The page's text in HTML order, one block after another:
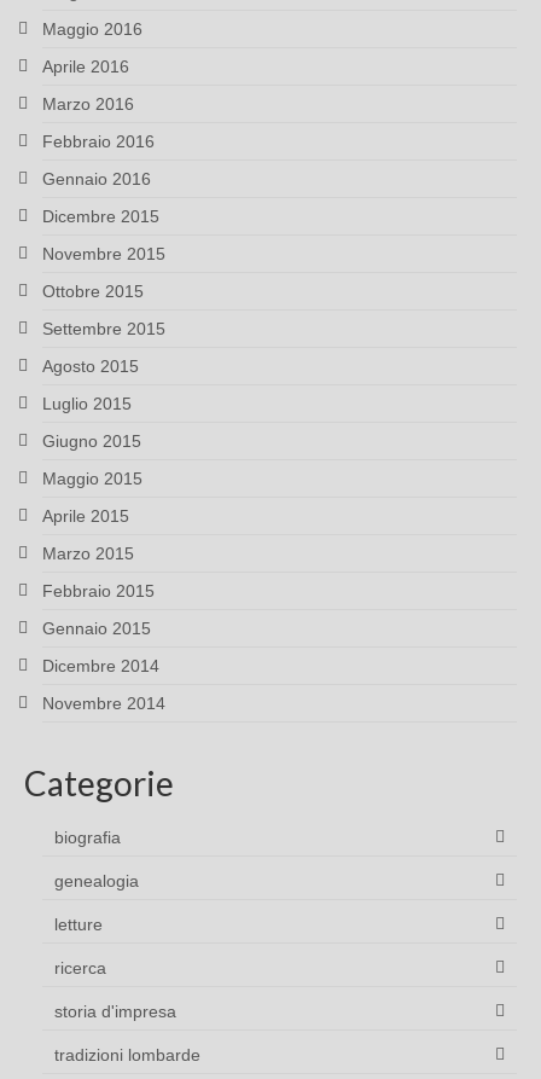
Maggio 2016
Aprile 2016
Marzo 2016
Febbraio 2016
Gennaio 2016
Dicembre 2015
Novembre 2015
Ottobre 2015
Settembre 2015
Agosto 2015
Luglio 2015
Giugno 2015
Maggio 2015
Aprile 2015
Marzo 2015
Febbraio 2015
Gennaio 2015
Dicembre 2014
Novembre 2014
Categorie
biografia
genealogia
letture
ricerca
storia d'impresa
tradizioni lombarde